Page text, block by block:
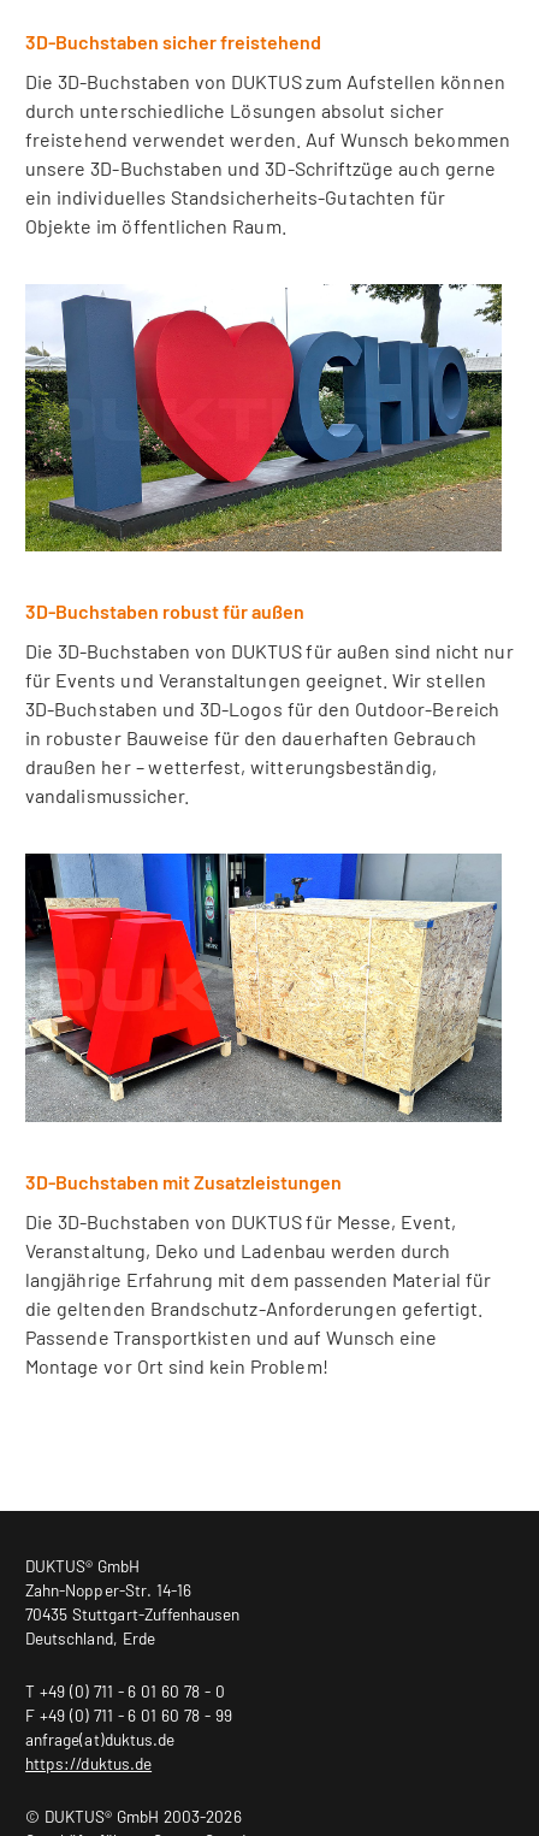
3D-Buchstaben sicher freistehend
Die 3D-Buchstaben von DUKTUS zum Aufstellen können
durch unterschiedliche Lösungen absolut sicher
freistehend verwendet werden. Auf Wunsch bekommen
unsere 3D-Buchstaben und 3D-Schriftzüge auch gerne
ein individuelles Standsicherheits-Gutachten für
Objekte im öffentlichen Raum.
3D-Buchstaben robust für außen
Die 3D-Buchstaben von DUKTUS für außen sind nicht nur
für Events und Veranstaltungen geeignet. Wir stellen
3D-Buchstaben und 3D-Logos für den Outdoor-Bereich
in robuster Bauweise für den dauerhaften Gebrauch
draußen her – wetterfest, witterungsbeständig,
vandalismussicher.
3D-Buchstaben mit Zusatzleistungen
Die 3D-Buchstaben von DUKTUS für Messe, Event,
Veranstaltung, Deko und Ladenbau werden durch
langjährige Erfahrung mit dem passenden Material für
die geltenden Brandschutz-Anforderungen gefertigt.
Passende Transportkisten und auf Wunsch eine
Montage vor Ort sind kein Problem!
DUKTUS® GmbH
Zahn-Nopper-Str. 14-16
70435 Stuttgart-Zuffenhausen
Deutschland, Erde
T +49 (0) 711 - 6 01 60 78 - 0
F +49 (0) 711 - 6 01 60 78 - 99
anfrage(at)duktus.de
https://duktus.de
© DUKTUS® GmbH 2003-2026